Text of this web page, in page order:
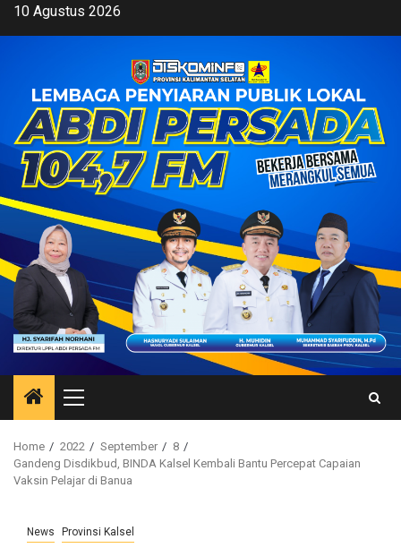
Skip10 Agustus 2026
Primary
Menu
Home 2022 September
8
Gandeng Disdikbud, BINDA Kalsel Kembali Bantu Percepat Capaian
Vaksin Pelajar di Banua
News Provinsi Kalsel